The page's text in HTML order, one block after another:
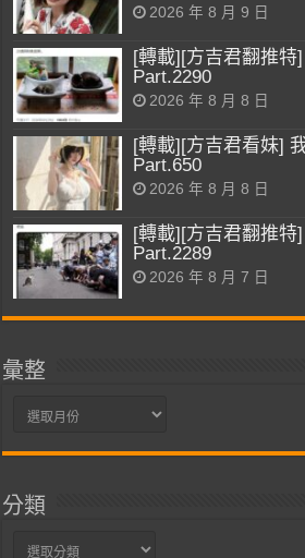
2026 年 8 月 9 日
[轉載][方吉君翻推特
Part.2290
2026 年 8 月 8 日
[轉載][方吉君看妹]
Part.650
2026 年 8 月 8 日
[轉載][方吉君翻推特
Part.2289
2026 年 8 月 7 日
彙整
彙
分類
分